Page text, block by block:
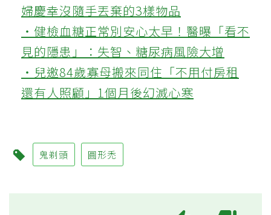
婦慶幸沒隨手丟棄的3樣物品
‧健檢血糖正常別安心太早！醫曝「看不
見的隱患」：失智、糖尿病風險大增
‧兒邀84歲寡母搬來同住「不用付房租
還有人照顧」1個月後幻滅心寒
鬼剃頭 圓形禿